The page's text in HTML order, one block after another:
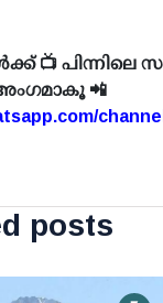
📺 പിന്നിലെ
📲
posts